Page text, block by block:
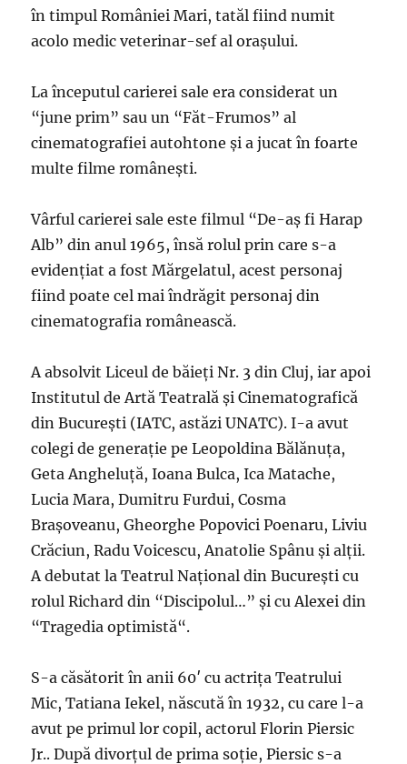
în timpul României Mari, tatăl fiind numit
acolo medic veterinar-sef al oraşului.
La începutul carierei sale era considerat un
“june prim” sau un “Făt-Frumos” al
cinematografiei autohtone şi a jucat în foarte
multe filme româneşti.
Vârful carierei sale este filmul “De-aş fi Harap
Alb” din anul 1965, însă rolul prin care s-a
evidenţiat a fost Mărgelatul, acest personaj
fiind poate cel mai îndrăgit personaj din
cinematografia românească.
A absolvit Liceul de băieţi Nr. 3 din Cluj, iar apoi
Institutul de Artă Teatrală şi Cinematografică
din Bucureşti (IATC, astăzi UNATC). I-a avut
colegi de generaţie pe Leopoldina Bălănuţa,
Geta Angheluţă, Ioana Bulca, Ica Matache,
Lucia Mara, Dumitru Furdui, Cosma
Braşoveanu, Gheorghe Popovici Poenaru, Liviu
Crăciun, Radu Voicescu, Anatolie Spânu şi alţii.
A debutat la Teatrul Naţional din Bucureşti cu
rolul Richard din “Discipolul…” şi cu Alexei din
“Tragedia optimistă“.
S-a căsătorit în anii 60′ cu actriţa Teatrului
Mic, Tatiana Iekel, născută în 1932, cu care l-a
avut pe primul lor copil, actorul Florin Piersic
Jr.. După divorţul de prima soţie, Piersic s-a